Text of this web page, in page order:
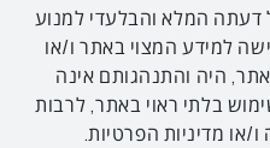
דעתה המלא והבלעדי למנוע
למידע המצוי באתר ו/או
היה והתנהגותם אינה
בלתי ראוי באתר, לרבות
או מדיניות הפרטיות.